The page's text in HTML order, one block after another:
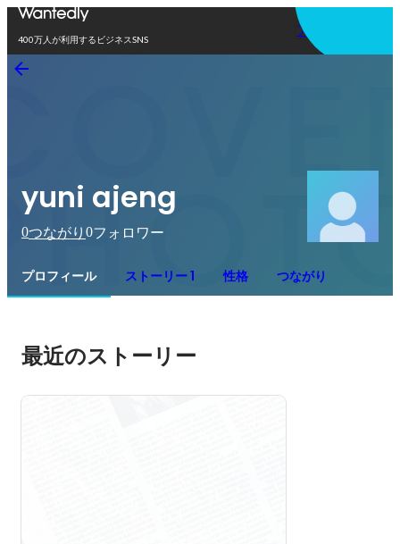
400万人が利用するビジネスSNS
アプリを使う
yuni ajeng
0つながり 0フォロワー
プロフィール ストーリー 1 性格 つながり
最近のストーリー